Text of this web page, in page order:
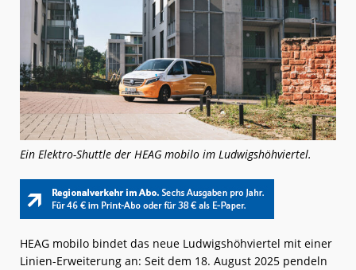
Ein Elektro-Shuttle der HEAG mobilo im Ludwigshöhviertel.
HEAG mobilo bindet das neue Ludwigshöhviertel mit einer
Linien-Erweiterung an: Seit dem 18. August 2025 pendeln